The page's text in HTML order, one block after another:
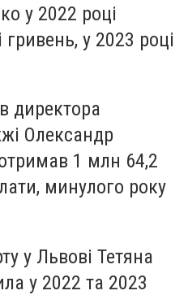
у 2022 році
у 2023 році
директора
Олександр
1 млн 64,2
минулого року
у Львові Тетяна
у 2022 та 2023